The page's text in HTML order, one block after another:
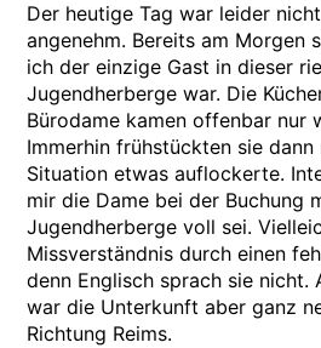
Der heutige Tag war leider
angenehm. Bereits am Morgen
ich der einzige Gast in dieser
Jugendherberge war. Die
Bürodame kamen offenbar nur
Immerhin frühstückten sie
Situation etwas auflockerte.
mir die Dame bei der Buchung
Jugendherberge voll sei.
Missverständnis durch einen
denn Englisch sprach sie nicht.
war die Unterkunft aber ganz
Richtung Reims.